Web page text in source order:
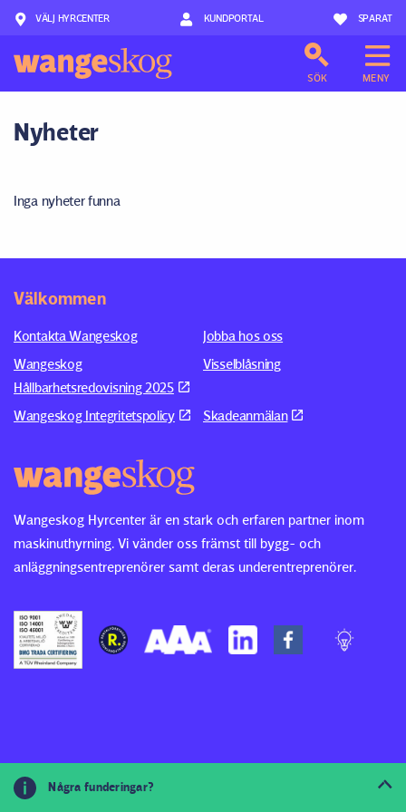
Hoppa till innehåll
VÄLJ HYRCENTER KUNDPORTAL SPARAT
SÖK MENY
Nyheter
Inga nyheter funna
Wangeskog Hyrcenter är en stark och erfaren partner inom
maskinuthyrning. Vi vänder oss främst till bygg- och
anläggningsentreprenörer samt deras underentreprenörer.
Välkommen
Kontakta Wangeskog
Jobba hos oss
Wangeskog
Hållbarhetsredovisning 2025
Visselblåsning
Wangeskog Integritetspolicy Skadeanmälan
Några funderingar?